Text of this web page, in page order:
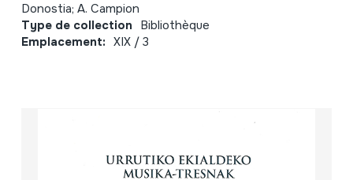
Donostia; A. Campion
Type de collection Bibliothèque
Emplacement: XIX / 3